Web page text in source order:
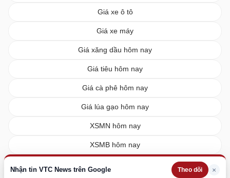
Nhận tin VTC News trên Google Theo dõi ×
Giá xe ô tô
Giá xe máy
Giá xăng dầu hôm nay
Giá tiêu hôm nay
Giá cà phê hôm nay
Giá lúa gạo hôm nay
XSMN hôm nay
XSMB hôm nay